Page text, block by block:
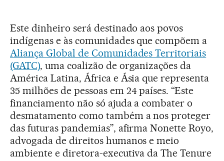
Este dinheiro será destinado aos povos
indígenas e às comunidades que compõem a
Aliança Global de Comunidades Territoriais
(GATC), uma coalizão de organizações da
América Latina, África e Ásia que representa
35 milhões de pessoas em 24 países. “Este
financiamento não só ajuda a combater o
desmatamento como também a nos proteger
das futuras pandemias”, afirma Nonette Royo,
advogada de direitos humanos e meio
ambiente e diretora-executiva da The Tenure